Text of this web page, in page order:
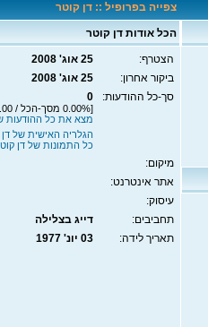
צפייה בפרופיל :: דן קוטר
הכל אודות דן קוטר
הצטרף:
25 אוג' 2008
ביקור אחרון:
25 אוג' 2008
סך-כל ההודעות:
0
[0.00% מסך-הכל / 0.00 הודעות ליום]
מצא את כל ההודעות
הגלריה האישית של דן
כל התמונות של דן
מיקום:
אתר אינטרנט:
עיסוק:
תחביבים:
דייג בצלילה
תאריך לידה:
03 יונ' 1977